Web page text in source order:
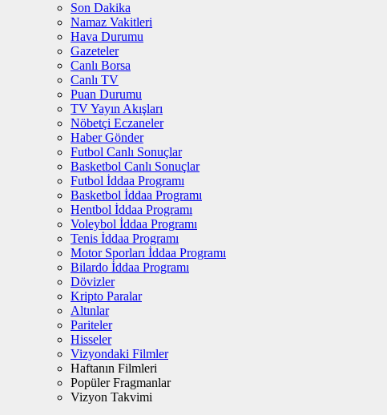
Son Dakika
Namaz Vakitleri
Hava Durumu
Gazeteler
Canlı Borsa
Canlı TV
Puan Durumu
TV Yayın Akışları
Nöbetçi Eczaneler
Haber Gönder
Futbol Canlı Sonuçlar
Basketbol Canlı Sonuçlar
Futbol İddaa Programı
Basketbol İddaa Programı
Hentbol İddaa Programı
Voleybol İddaa Programı
Tenis İddaa Programı
Motor Sporları İddaa Programı
Bilardo İddaa Programı
Dövizler
Kripto Paralar
Altınlar
Pariteler
Hisseler
Vizyondaki Filmler
Haftanın Filmleri
Popüler Fragmanlar
Vizyon Takvimi